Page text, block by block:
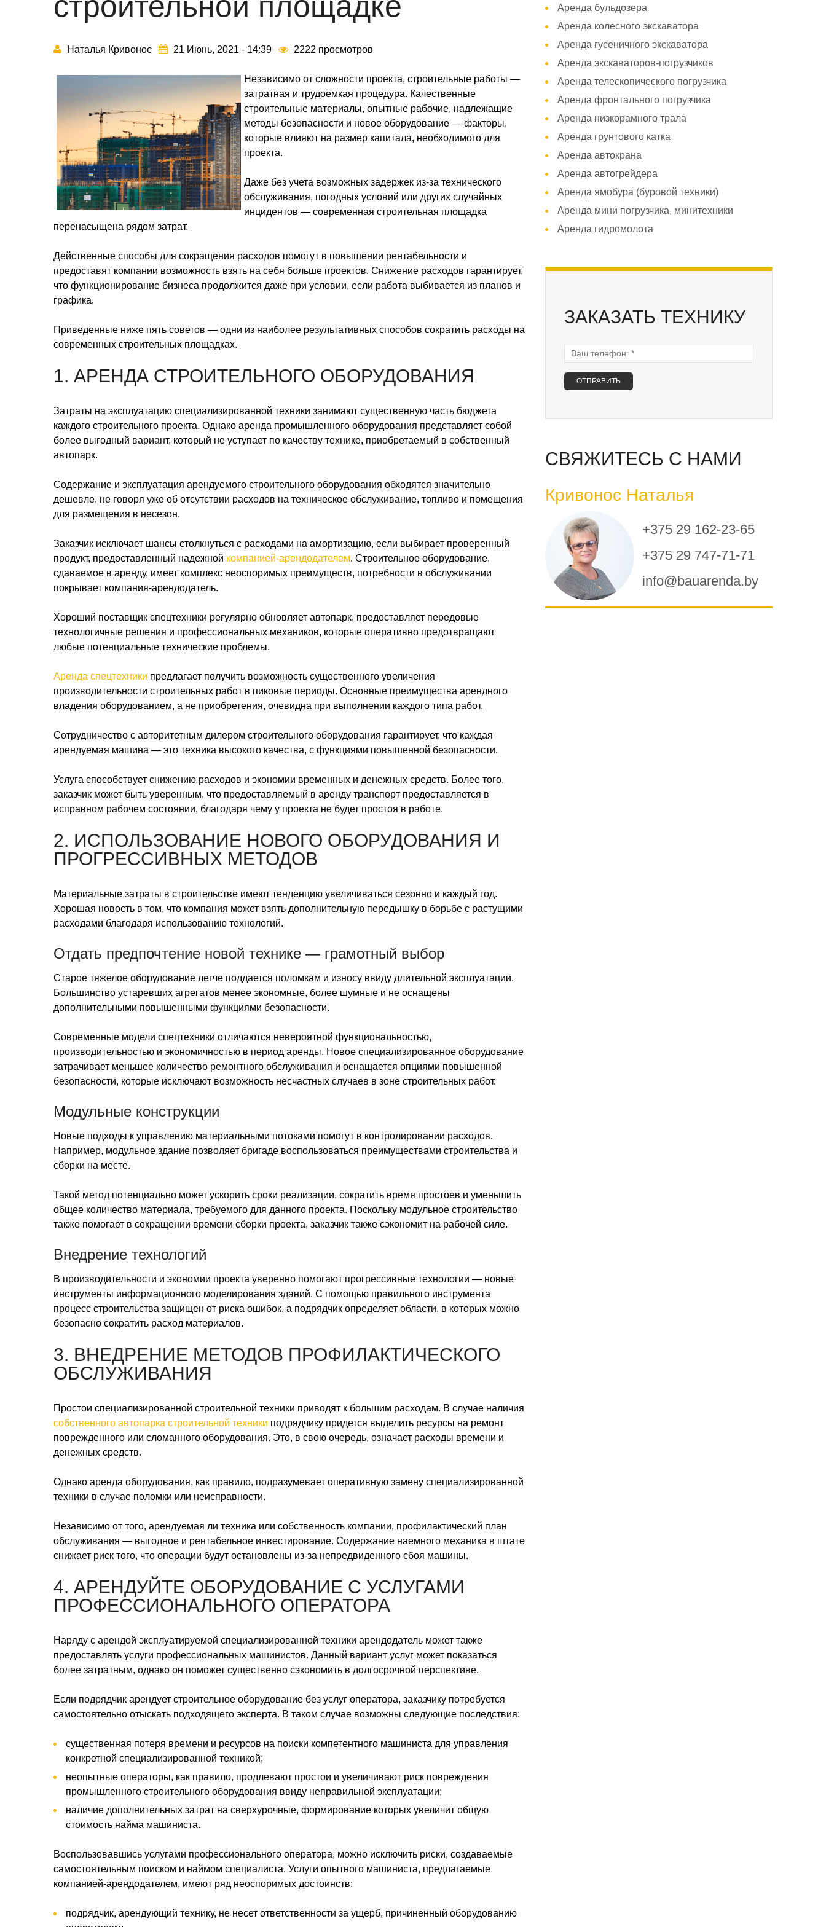
Наталья Кривонос 21 Июнь, 2021 - 14:39 2222 просмотров
Независимо от сложности проекта, строительные работы —
затратная и трудоемкая процедура. Качественные
строительные материалы, опытные рабочие, надлежащие
методы безопасности и новое оборудование — факторы,
которые влияют на размер капитала, необходимого для
проекта.
Даже без учета возможных задержек из-за технического
обслуживания, погодных условий или других случайных
инцидентов — современная строительная площадка
перенасыщена рядом затрат.
Действенные способы для сокращения расходов помогут в повышении рентабельности и
предоставят компании возможность взять на себя больше проектов. Снижение расходов гарантирует,
что функционирование бизнеса продолжится даже при условии, если работа выбивается из планов и
графика.
Приведенные ниже пять советов — одни из наиболее результативных способов сократить расходы на
современных строительных площадках.
1. АРЕНДА СТРОИТЕЛЬНОГО ОБОРУДОВАНИЯ
Затраты на эксплуатацию специализированной техники занимают существенную часть бюджета
каждого строительного проекта. Однако аренда промышленного оборудования представляет собой
более выгодный вариант, который не уступает по качеству технике, приобретаемый в собственный
автопарк.
Содержание и эксплуатация арендуемого строительного оборудования обходятся значительно
дешевле, не говоря уже об отсутствии расходов на техническое обслуживание, топливо и помещения
для размещения в несезон.
Заказчик исключает шансы столкнуться с расходами на амортизацию, если выбирает проверенный
продукт, предоставленный надежной компанией-арендодателем. Строительное оборудование,
сдаваемое в аренду, имеет комплекс неоспоримых преимуществ, потребности в обслуживании
покрывает компания-арендодатель.
Хороший поставщик спецтехники регулярно обновляет автопарк, предоставляет передовые
технологичные решения и профессиональных механиков, которые оперативно предотвращают
любые потенциальные технические проблемы.
Аренда спецтехники предлагает получить возможность существенного увеличения
производительности строительных работ в пиковые периоды. Основные преимущества арендного
владения оборудованием, а не приобретения, очевидна при выполнении каждого типа работ.
Сотрудничество с авторитетным дилером строительного оборудования гарантирует, что каждая
арендуемая машина — это техника высокого качества, с функциями повышенной безопасности.
Услуга способствует снижению расходов и экономии временных и денежных средств. Более того,
заказчик может быть уверенным, что предоставляемый в аренду транспорт предоставляется в
исправном рабочем состоянии, благодаря чему у проекта не будет простоя в работе.
2. ИСПОЛЬЗОВАНИЕ НОВОГО ОБОРУДОВАНИЯ И
ПРОГРЕССИВНЫХ МЕТОДОВ
Материальные затраты в строительстве имеют тенденцию увеличиваться сезонно и каждый год.
Хорошая новость в том, что компания может взять дополнительную передышку в борьбе с растущими
расходами благодаря использованию технологий.
Отдать предпочтение новой технике — грамотный выбор
Старое тяжелое оборудование легче поддается поломкам и износу ввиду длительной эксплуатации.
Большинство устаревших агрегатов менее экономные, более шумные и не оснащены
дополнительными повышенными функциями безопасности.
Современные модели спецтехники отличаются невероятной функциональностью,
производительностью и экономичностью в период аренды. Новое специализированное оборудование
затрачивает меньшее количество ремонтного обслуживания и оснащается опциями повышенной
безопасности, которые исключают возможность несчастных случаев в зоне строительных работ.
Модульные конструкции
Новые подходы к управлению материальными потоками помогут в контролировании расходов.
Например, модульное здание позволяет бригаде воспользоваться преимуществами строительства и
сборки на месте.
Такой метод потенциально может ускорить сроки реализации, сократить время простоев и уменьшить
общее количество материала, требуемого для данного проекта. Поскольку модульное строительство
также помогает в сокращении времени сборки проекта, заказчик также сэкономит на рабочей силе.
Внедрение технологий
В производительности и экономии проекта уверенно помогают прогрессивные технологии — новые
инструменты информационного моделирования зданий. С помощью правильного инструмента
процесс строительства защищен от риска ошибок, а подрядчик определяет области, в которых можно
безопасно сократить расход материалов.
3. ВНЕДРЕНИЕ МЕТОДОВ ПРОФИЛАКТИЧЕСКОГО
ОБСЛУЖИВАНИЯ
Простои специализированной строительной техники приводят к большим расходам. В случае наличия
собственного автопарка строительной техники подрядчику придется выделить ресурсы на ремонт
поврежденного или сломанного оборудования. Это, в свою очередь, означает расходы времени и
денежных средств.
Однако аренда оборудования, как правило, подразумевает оперативную замену специализированной
техники в случае поломки или неисправности.
Независимо от того, арендуемая ли техника или собственность компании, профилактический план
обслуживания — выгодное и рентабельное инвестирование. Содержание наемного механика в штате
снижает риск того, что операции будут остановлены из-за непредвиденного сбоя машины.
4. АРЕНДУЙТЕ ОБОРУДОВАНИЕ С УСЛУГАМИ
ПРОФЕССИОНАЛЬНОГО ОПЕРАТОРА
Наряду с арендой эксплуатируемой специализированной техники арендодатель может также
предоставлять услуги профессиональных машинистов. Данный вариант услуг может показаться
более затратным, однако он поможет существенно сэкономить в долгосрочной перспективе.
Если подрядчик арендует строительное оборудование без услуг оператора, заказчику потребуется
самостоятельно отыскать подходящего эксперта. В таком случае возможны следующие последствия:
существенная потеря времени и ресурсов на поиски компетентного машиниста для управления
конкретной специализированной техникой;
неопытные операторы, как правило, продлевают простои и увеличивают риск повреждения
промышленного строительного оборудования ввиду неправильной эксплуатации;
наличие дополнительных затрат на сверхурочные, формирование которых увеличит общую
стоимость найма машиниста.
Воспользовавшись услугами профессионального оператора, можно исключить риски, создаваемые
самостоятельным поиском и наймом специалиста. Услуги опытного машиниста, предлагаемые
компанией-арендодателем, имеют ряд неоспоримых достоинств:
подрядчик, арендующий технику, не несет ответственности за ущерб, причиненный оборудованию
Аренда бульдозера
Аренда колесного экскаватора
Аренда гусеничного экскаватора
Аренда экскаваторов-погрузчиков
Аренда телескопического погрузчика
Аренда фронтального погрузчика
Аренда низкорамного трала
Аренда грунтового катка
Аренда автокрана
Аренда автогрейдера
Аренда ямобура (буровой техники)
Аренда мини погрузчика, минитехники
Аренда гидромолота
ЗАКАЗАТЬ ТЕХНИКУ
Ваш телефон:
СВЯЖИТЕСЬ С НАМИ
Кривонос Наталья
+375 29 162-23-65
+375 29 747-71-71
info@bauarenda.by